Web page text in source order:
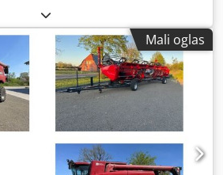
Mali oglas